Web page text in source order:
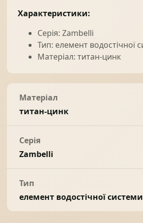
Характеристики:
Серія: Zambelli
Тип: елемент водостічної
Матеріал: титан-цинк
Матеріал
титан-цинк
Серія
Zambelli
Тип
елемент водостічної системи